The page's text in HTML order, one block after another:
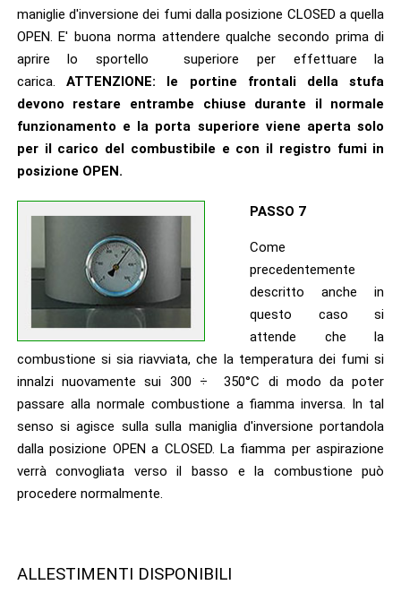
maniglie d'inversione dei fumi dalla posizione CLOSED a quella
OPEN. E' buona norma attendere qualche secondo prima di
aprire lo sportello superiore per effettuare la
carica. ATTENZIONE: le portine frontali della stufa
devono restare entrambe chiuse durante il normale
funzionamento e la porta superiore viene aperta solo
per il carico del combustibile e con il registro fumi in
posizione OPEN.
PASSO 7
Come
precedentemente
descritto anche in
questo caso si
attende che la
combustione si sia riavviata, che la temperatura dei fumi si
innalzi nuovamente sui 300 ÷ 350°C di modo da poter
passare alla normale combustione a fiamma inversa. In tal
senso si agisce sulla sulla maniglia d'inversione portandola
dalla posizione OPEN a CLOSED. La fiamma per aspirazione
verrà convogliata verso il basso e la combustione può
procedere normalmente.
ALLESTIMENTI DISPONIBILI